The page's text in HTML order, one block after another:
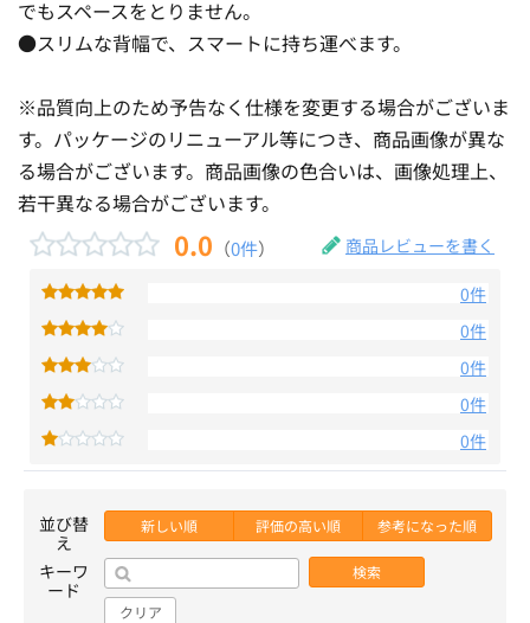
でもスペースをとりません。
●スリムな背幅で、スマートに持ち運べます。
※品質向上のため予告なく仕様を変更する場合がございま
す。パッケージのリニューアル等につき、商品画像が異な
る場合がございます。商品画像の色合いは、画像処理上、
若干異なる場合がございます。
0.0 （0件） 商品レビューを書く
0件
0件
0件
0件
0件
並び替
え
新しい順 評価の高い順 参考になった順
キーワ
ード
検索
クリア